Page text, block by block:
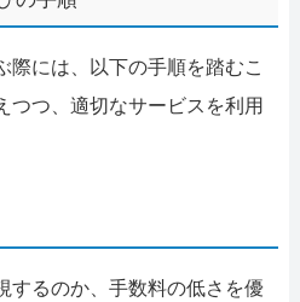
際には、以下の手順を踏むこ
つつ、適切なサービスを利用
するのか、手数料の低さを優